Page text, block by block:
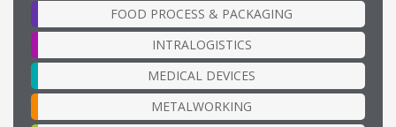
FOOD PROCESS & PACKAGING
INTRALOGISTICS
MEDICAL DEVICES
METALWORKING